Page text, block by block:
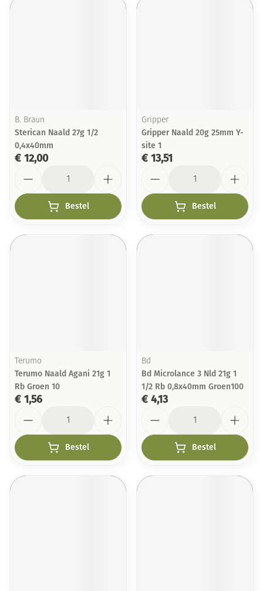
B. Braun
Sterican Naald 27g 1/2
0,4x40mm
€ 12,00
Bestel
Gripper
Gripper Naald 20g 25mm Y-
site 1
€ 13,51
Bestel
Terumo
Terumo Naald Agani 21g 1
Rb Groen 10
€ 1,56
Bestel
Bd
Bd Microlance 3 Nld 21g 1
1/2 Rb 0,8x40mm Groen100
€ 4,13
Bestel